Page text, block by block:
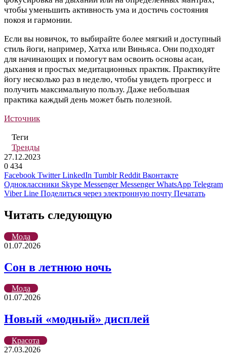
чтобы уменьшить активность ума и достичь состояния
покоя и гармонии.
Если вы новичок, то выбирайте более мягкий и доступный
стиль йоги, например, Хатха или Виньяса. Они подходят
для начинающих и помогут вам освоить основы асан,
дыхания и простых медитационных практик. Практикуйте
йогу несколько раз в неделю, чтобы увидеть прогресс и
получить максимальную пользу. Даже небольшая
практика каждый день может быть полезной.
Источник
Теги
Тренды
27.12.2023
0 434
Facebook Twitter LinkedIn Tumblr Reddit Вконтакте
Одноклассники Skype Messenger Messenger WhatsApp Telegram
Viber Line Поделиться через электронную почту Печатать
Читать следующую
Мода
01.07.2026
Сон в летнюю ночь
Мода
01.07.2026
Новый «модный» дисплей
Красота
27.03.2026